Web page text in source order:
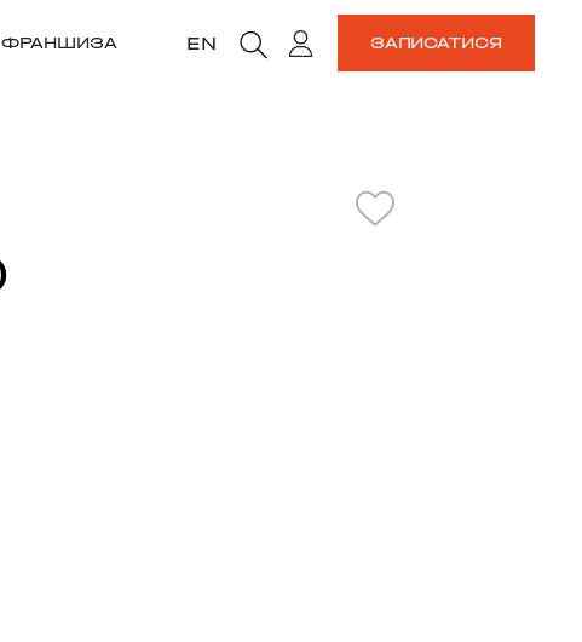
ФРАНШИЗА EN ЗАПИСАТИСЯ